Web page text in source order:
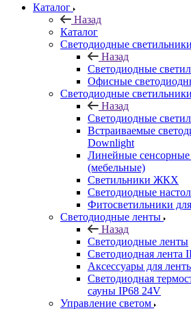
Каталог
Назад
Каталог
Светодиодные
Назад
Светодиодные
Офисные
Светодиодные светильники
Назад
Светодиодные
Встраиваемые
Downlight
Линейные сенсорные
(мебельные)
Светильники ЖКХ
Светодиодные
Фитосветильники
Светодиодные ленты
Назад
Светодиодные ленты
Светодиодная лента
Аксессуары для
Светодиодная
сауны IP68 24V
Управление светом